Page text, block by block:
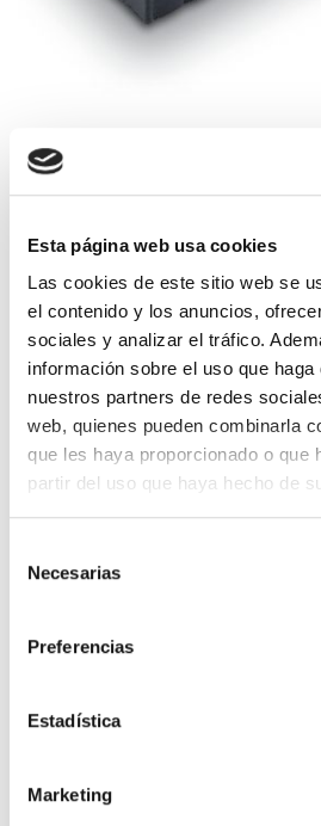
Esta página web usa cookies
Las cookies de este sitio web se
el contenido y los anuncios,
sociales y analizar el tráfico.
información sobre el uso que
nuestros partners de redes
web, quienes pueden combinarla
que les haya proporcionado o que
partir del uso que haya hecho de
Necesarias
Preferencias
Estadística
Marketing
6,46 €
CANTIDAD
-
Negro Rojo
Recambio de tinta para para los
Trodat: 4817, 4917, 4813 y 48313
Con cada almohadilla podrás hacer